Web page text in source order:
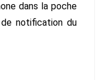
dans la poche
notification du